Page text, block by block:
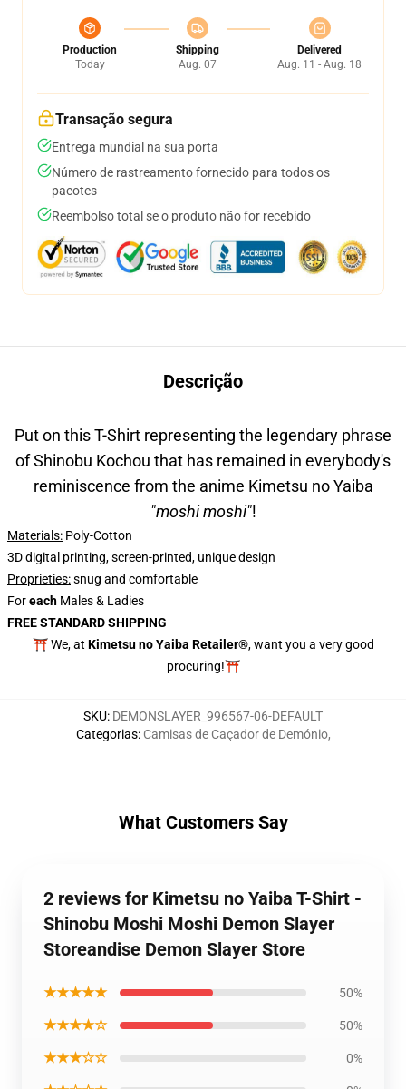
Production
Today
Shipping
Aug. 07
Delivered
Aug. 11 - Aug. 18
Transação segura
Entrega mundial na sua porta
Número de rastreamento fornecido para todos os
pacotes
Reembolso total se o produto não for recebido
Descrição
Put on this T-Shirt representing the legendary phrase
of Shinobu Kochou that has remained in everybody's
reminiscence from the anime Kimetsu no Yaiba
"moshi moshi"!
Materials: Poly-Cotton
3D digital printing, screen-printed, unique design
Proprieties:snug and comfortable
Foreach Males & Ladies
FREE STANDARD SHIPPING
⛩️ We, at Kimetsu no Yaiba Retailer®, want you a very good
procuring!⛩️
SKU: DEMONSLAYER_996567-06-DEFAULT
Categorias: Camisas de Caçador de Demónio,
What Customers Say
2 reviews for Kimetsu no Yaiba T-Shirt -
Shinobu Moshi Moshi Demon Slayer
Storeandise Demon Slayer Store
★★★★★ 50%
★★★★☆ 50%
★★★☆☆ 0%